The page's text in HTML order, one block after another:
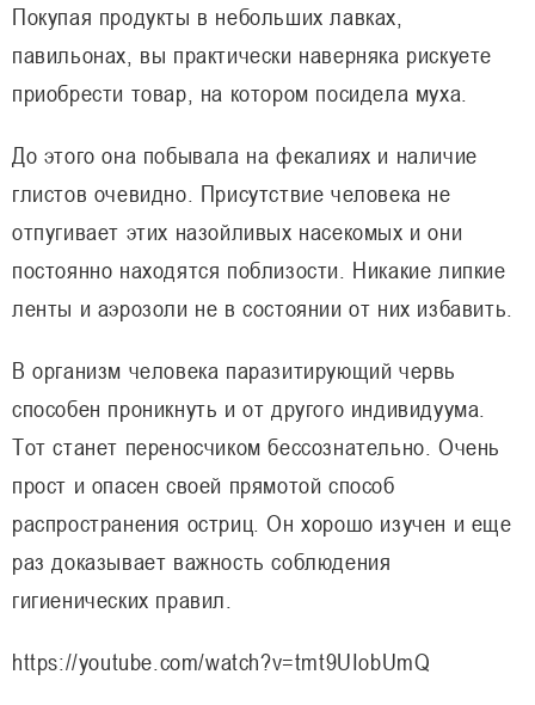
Покупая продукты в небольших лавках,
павильонах, вы практически наверняка рискуете
приобрести товар, на котором посидела муха.
До этого она побывала на фекалиях и наличие
глистов очевидно. Присутствие человека не
отпугивает этих назойливых насекомых и они
постоянно находятся поблизости. Никакие липкие
ленты и аэрозоли не в состоянии от них избавить.
В организм человека паразитирующий червь
способен проникнуть и от другого индивидуума.
Тот станет переносчиком бессознательно. Очень
прост и опасен своей прямотой способ
распространения остриц. Он хорошо изучен и еще
раз доказывает важность соблюдения
гигиенических правил.
https://youtube.com/watch?v=tmt9UIobUmQ